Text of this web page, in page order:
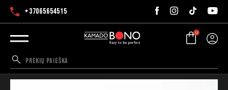
+37065654515
0